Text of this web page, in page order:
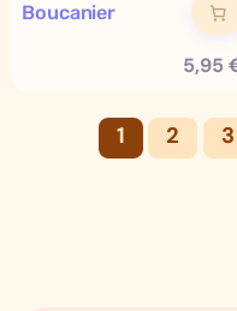
Boucanier
5,95
1 2 3